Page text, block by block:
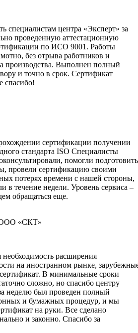
специалистам центра «Эксперт» за
проведенную аттестационную
по ИСО 9001. Работы
без отрыва работников и
производства. Выполнен полный
и точно в срок. Сертификат
спасибо!
сертификации получении
стандарта ISO Специалисты
помогли подготовить
провели сертификацию своими
потерях времени с нашей стороны,
в течение недели. Уровень сервиса –
обращаться еще.
ООО «СКТ»
необходимость расширения
на иностранном рынке,
В минимальные сроки
сложно, но спасибо центру
неделю был проведен полный
и бумажных процедур, и мы
на руки. Все сделано
и законно. Спасибо за